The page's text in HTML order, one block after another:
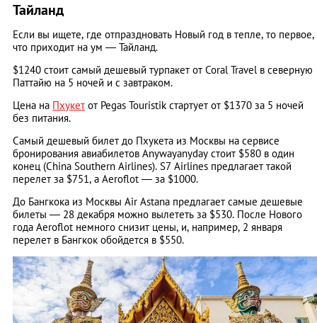
Тайланд
Если вы ищете, где отпраздновать Новый год в тепле, то первое,
что приходит на ум — Тайланд.
$1240 стоит самый дешевый турпакет от Coral Travel в северную
Паттайю на 5 ночей и с завтраком.
Цена на Пхукет от Pegas Touristik стартует от $1370 за 5 ночей
без питания.
Самый дешевый билет до Пхукета из Москвы на сервисе
бронирования авиабилетов Anywayanyday стоит $580 в один
конец (China Southern Airlines). S7 Airlines предлагает такой
перелет за $751, а Aeroflot — за $1000.
До Бангкока из Москвы Air Astana предлагает самые дешевые
билеты — 28 декабря можно вылететь за $530. После Нового
года Aeroflot немного снизит цены, и, например, 2 января
перелет в Бангкок обойдется в $550.